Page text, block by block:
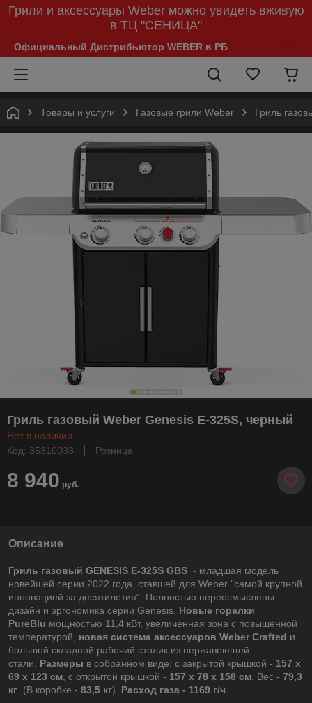
Грили и аксессуары Weber можно увидеть вживую
в ТЦ "СЕНИЦА"
Официальный Дистрибьютор WEBER в РБ
Товары и услуги Газовые грили Weber Гриль
Гриль газовый Weber Genesis E-325S, черный
Нет в наличии
Код: 35310033
Розница
8 940 руб.
Описание
Гриль газовый GENESIS E-325S GBS - младшая модель
новейшей серии 2022 года, ставшей для Weber "самой крупной
инновацией за десятилетия". Полностью переосмыслены
дизайн и эргономика серии Genesis. Новые горелки
PureBlu мощностью 11,4 кВт, увеличенная зона с повышенной
температурой, новая система аксессуаров Weber Crafted и
большой складной рабочий столик из нержавеющей
стали. Размеры в собранном виде: с закрытой крышкой - 157 x
69 x 123 см , с открытой крышкой - 157 x 78 x 158 cм . Вес - 79,3
кг . (В коробке - 83,5 кг). Расход газа - 1169 г/ч